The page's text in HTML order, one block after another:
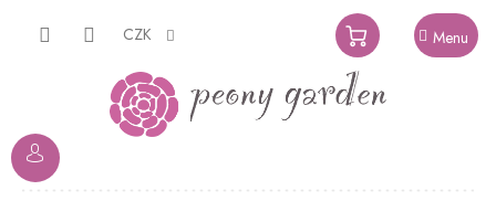
CZK
NÁKUPNÍ
KOŠÍK